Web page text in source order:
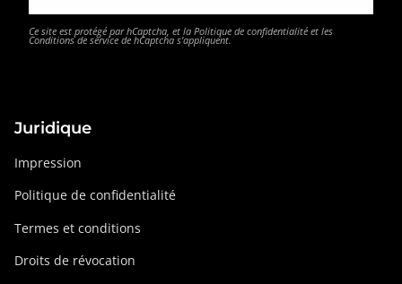
Ce site est protégé par hCaptcha, et la Politique de confidentialité et les
Conditions de service de hCaptcha s’appliquent.
Juridique
Impression
Politique de confidentialité
Termes et conditions
Droits de révocation